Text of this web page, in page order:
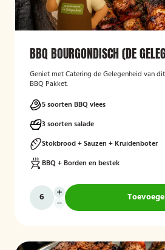
BBQ BOURGONDISCH (DE
Geniet met Catering de Gelegenheid van
BBQ Pakket.
5 soorten BBQ vlees
3 soorten salade
Stokbrood + Sauzen + Kruidenboter
BBQ + Borden en bestek